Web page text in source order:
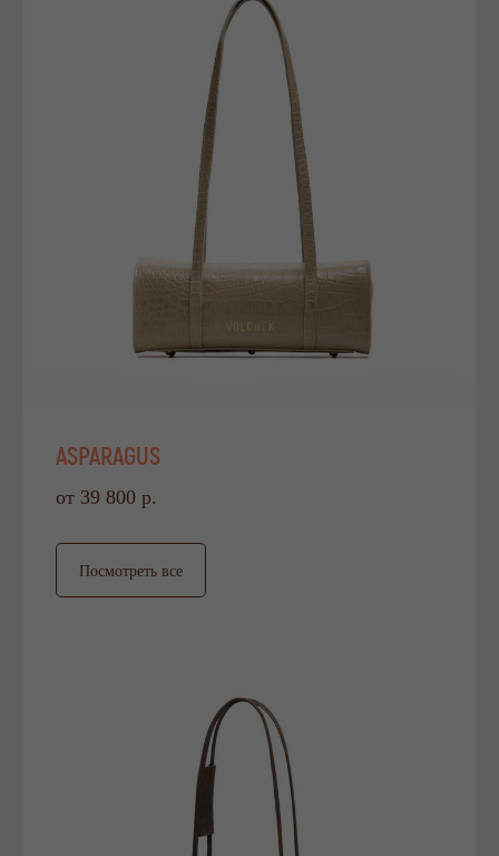
ASPARAGUS
от 39 800 р.
Посмотреть все